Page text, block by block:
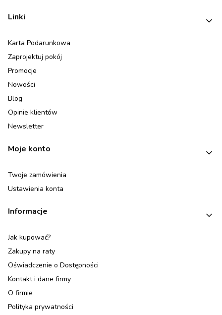
Linki
Karta Podarunkowa
Zaprojektuj pokój
Promocje
Nowości
Blog
Opinie klientów
Newsletter
Moje konto
Twoje zamówienia
Ustawienia konta
Informacje
Jak kupować?
Zakupy na raty
Oświadczenie o Dostępności
Kontakt i dane firmy
O firmie
Polityka prywatności